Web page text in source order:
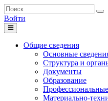
Войти
Toggle
navigation
Общие сведения
Основные
Структура и
Документы
Образование
Материально-